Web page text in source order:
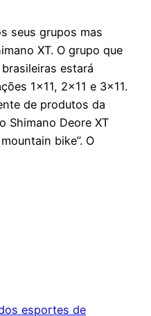
seus grupos mas
XT. O grupo que
estará
1×11, 2×11 e 3×11.
de produtos da
Shimano Deore XT
bike”. O
esportes de